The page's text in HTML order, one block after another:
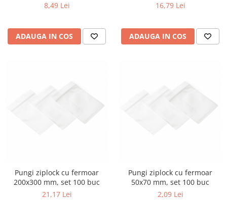
8,49 Lei
ADAUGA IN COS
16,79 Lei
ADAUGA IN COS
Pungi ziplock cu fermoar
200x300 mm, set 100 buc
21,17 Lei
Pungi ziplock cu fermoar
50x70 mm, set 100 buc
2,09 Lei